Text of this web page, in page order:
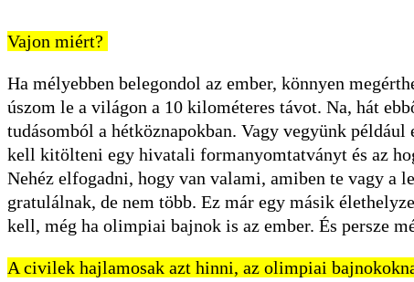
Vajon miért?
Ha mélyebben belegondol az ember, könnyen
úszom le a világon a 10 kilométeres távot. Na, hát
tudásomból a hétköznapokban. Vagy vegyünk
kell kitölteni egy hivatali formanyomtatványt és az
Nehéz elfogadni, hogy van valami, amiben te vagy a
gratulálnak, de nem több. Ez már egy másik
kell, még ha olimpiai bajnok is az ember. És persze
A civilek hajlamosak azt hinni, az olimpiai